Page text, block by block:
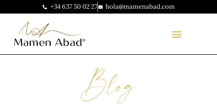
+34 637 50 02 27 hola@mamenabad.com
Blog